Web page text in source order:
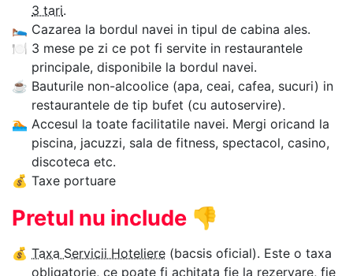
3 tari.
🛌 Cazarea la bordul navei in tipul de cabina ales.
🍽 3 mese pe zi ce pot fi servite in restaurantele
principale, disponibile la bordul navei.
☕ Bauturile non-alcoolice (apa, ceai, cafea, sucuri) in
restaurantele de tip bufet (cu autoservire).
🏊‍ Accesul la toate facilitatile navei. Mergi oricand la
piscina, jacuzzi, sala de fitness, spectacol, casino,
discoteca etc.
💰 Taxe portuare
Pretul nu include 👎
💰 Taxa Servicii Hoteliere (bacsis oficial). Este o taxa
obligatorie, ce poate fi achitata fie la rezervare, fie